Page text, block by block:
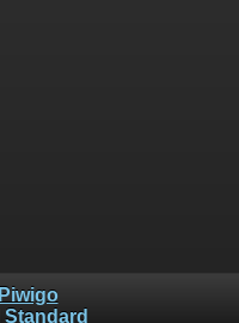
Piwigo
Standard